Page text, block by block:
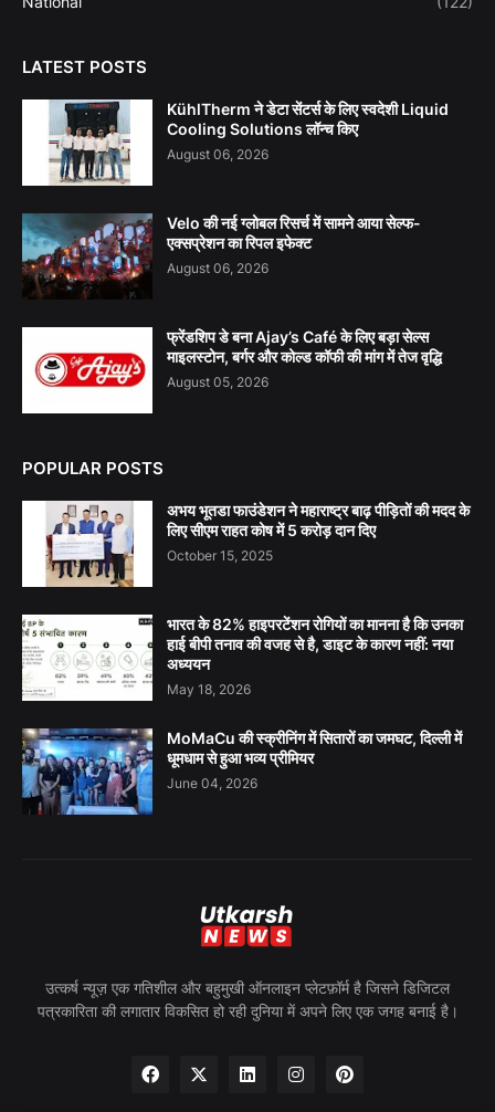
LATEST POSTS
KühlTherm ने डेटा सेंटर्स के लिए स्वदेशी Liquid
Cooling Solutions लॉन्च किए
August 06, 2026
Velo की नई ग्लोबल रिसर्च में सामने आया सेल्फ-
एक्सप्रेशन का रिपल इफेक्ट
August 06, 2026
फ्रेंडशिप डे बना Ajay’s Café के लिए बड़ा सेल्स
माइलस्टोन, बर्गर और कोल्ड कॉफी की मांग में तेज वृद्धि
August 05, 2026
POPULAR POSTS
अभय भूतडा फाउंडेशन ने महाराष्ट्र बाढ़ पीड़ितों की मदद के
लिए सीएम राहत कोष में 5 करोड़ दान दिए
October 15, 2025
भारत के 82% हाइपरटेंशन रोगियों का मानना है कि उनका
हाई बीपी तनाव की वजह से है, डाइट के कारण नहीं: नया
अध्ययन
May 18, 2026
MoMaCu की स्क्रीनिंग में सितारों का जमघट, दिल्ली में
धूमधाम से हुआ भव्य प्रीमियर
June 04, 2026
उत्कर्ष न्यूज़ एक गतिशील और बहुमुखी ऑनलाइन प्लेटफ़ॉर्म है जिसने डिजिटल
पत्रकारिता की लगातार विकसित हो रही दुनिया में अपने लिए एक जगह बनाई है।